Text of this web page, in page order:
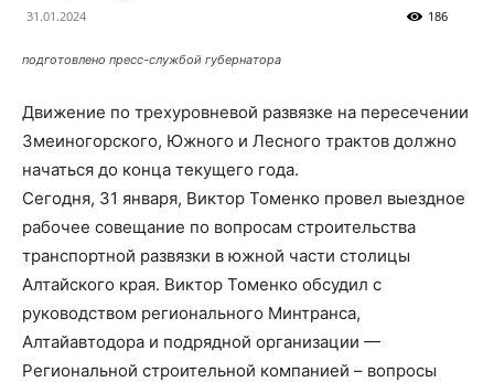
31.01.2024 186
подготовлено пресс-службой губернатора
Движение по трехуровневой развязке на пересечении
Змеиногорского, Южного и Лесного трактов должно
начаться до конца текущего года.
Сегодня, 31 января, Виктор Томенко провел выездное
рабочее совещание по вопросам строительства
транспортной развязки в южной части столицы
Алтайского края. Виктор Томенко обсудил с
руководством регионального Минтранса,
Алтайавтодора и подрядной организации —
Региональной строительной компанией – вопросы